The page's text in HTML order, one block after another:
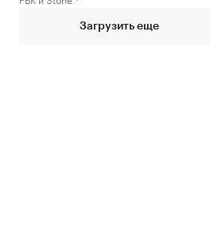
Загрузить еще